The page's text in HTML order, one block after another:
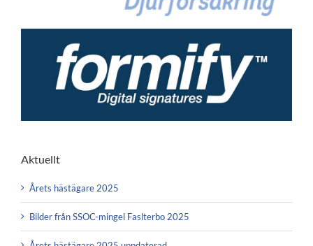
Aktuellt
Årets hästägare 2025
Bilder från SSOC-mingel Faslterbo 2025